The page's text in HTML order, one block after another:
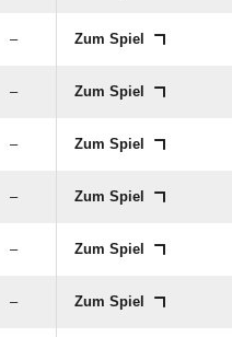
– Zum Spiel
– Zum Spiel
– Zum Spiel
– Zum Spiel
– Zum Spiel
– Zum Spiel